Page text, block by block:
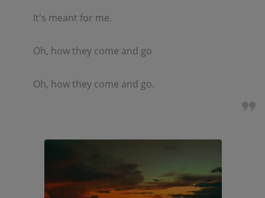
It's meant for me.
Oh, how they come and go
Oh, how they come and go.